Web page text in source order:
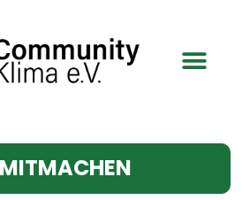
MITMACHEN